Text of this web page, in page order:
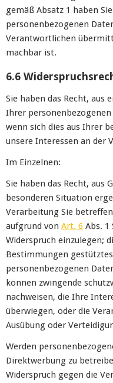
gemäß Absatz 1 haben
personenbezogenen
Verantwortlichen
machbar ist.
6.6
Sie haben das Recht,
Ihrer
wenn sich dies aus Ihrer
unsere Interessen an der
Im Einzelnen:
Sie haben das Recht, aus
besonderen Situation
Verarbeitung Sie
aufgrund von Art. 6 Abs. 1
Widerspruch einzulegen;
Bestimmungen
personenbezogenen
können zwingende
nachweisen, die Ihre
überwiegen, oder die
Ausübung oder
Werden
Direktwerbung zu
Widerspruch gegen die